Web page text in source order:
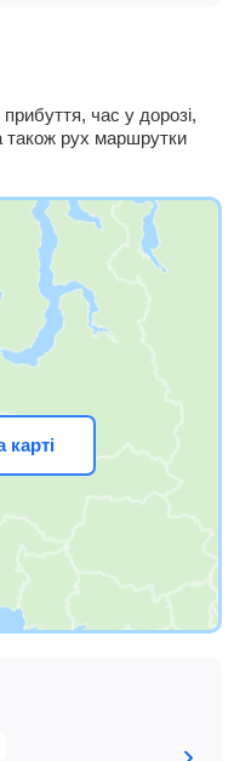
час у дорозі,
також рух маршрутки